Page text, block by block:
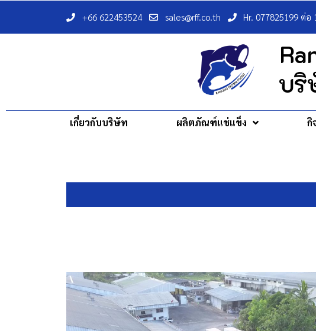
+66 622453524 sales@rff.co.th Hr. 077825199 ต่อ
บริ
เกี่ยวกับบริษัท ผลิตภัณฑ์แช่แข็ง กิ